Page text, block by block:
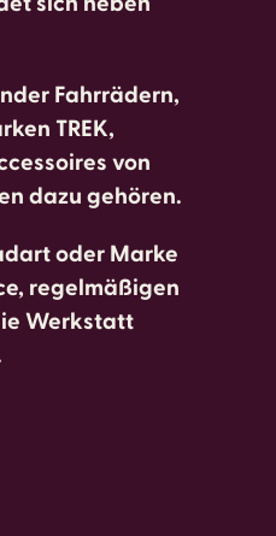
Fahrrädern,
TREK,
von
dazu gehören.
oder Marke
regelmäßigen
Werkstatt